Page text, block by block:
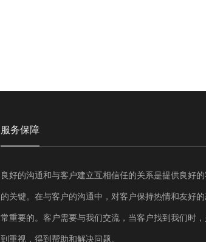
服务保障
良好的沟通和与客户建立互相信任的关系是提供良好
的关键。在与客户的沟通中，对客户保持热情和友好
常重要的。客户需要与我们交流，当客户找到我们时
到重视，得到帮助和解决问题。